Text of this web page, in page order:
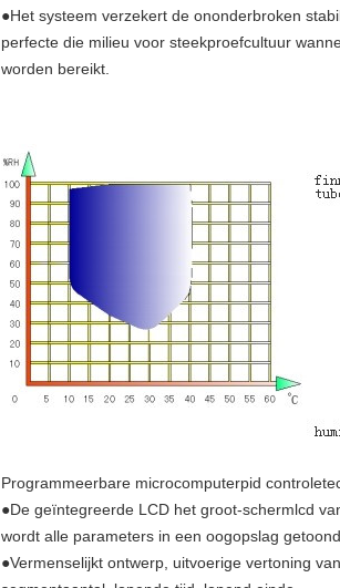
●Het systeem verzekert de ononderbroken
perfecte die milieu voor steekproefcultuur
worden bereikt.
Programmeerbare microcomputerpid
●De geïntegreerde LCD het groot-schermlcd
wordt alle parameters in een oogopslag
●Vermenselijkt ontwerp, uitvoerige vertoning